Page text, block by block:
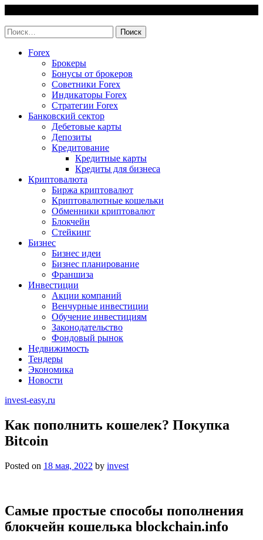
content
Найти:
Forex
Брокеры
Бонусы от брокеров
Советники Forex
Индикаторы Forex
Стратегии Forex
Банковский сектор
Дебетовые карты
Депозиты
Кредитование
Кредитные карты
Кредиты для бизнеса
Криптовалюта
Биржа криптовалют
Криптовалютные кошельки
Обменники криптовалют
Блокчейн
Стейкинг
Бизнес
Бизнес идеи
Бизнес планирование
Франшиза
Инвестиции
Акции компаний
Венчурные инвестиции
Обучение инвестициям
Законодательство
Фондовый рынок
Недвижимость
Тендеры
Экономика
Новости
invest-easy.ru
Как пополнить кошелек? Покупка
Bitcoin
Posted on 18 мая, 2022 by invest
Самые простые способы пополнения
блокчейн кошелька blockchain.info